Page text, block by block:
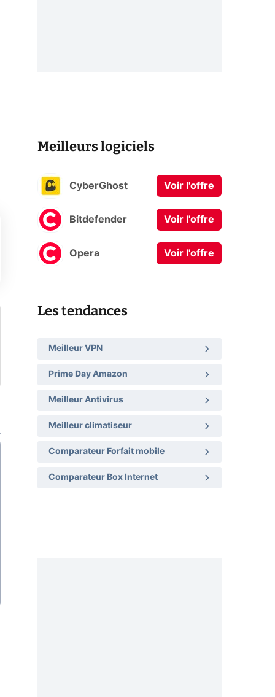
Meilleurs logiciels
CyberGhost Voir l'offre
Bitdefender Voir l'offre
Opera Voir l'offre
Les tendances
Meilleur VPN
Prime Day Amazon
Meilleur Antivirus
Meilleur climatiseur
Comparateur Forfait mobile
Comparateur Box Internet